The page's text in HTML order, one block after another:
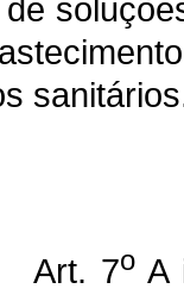
Art. 7oA